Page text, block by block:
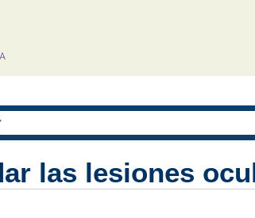
las lesiones